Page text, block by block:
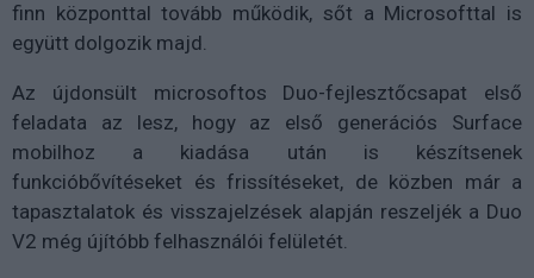
finn központtal tovább működik, sőt a Microsofttal is
együtt dolgozik majd.
Az újdonsült microsoftos Duo-fejlesztőcsapat első
feladata az lesz, hogy az első generációs Surface
mobilhoz a kiadása után is készítsenek
funkcióbővítéseket és frissítéseket, de közben már a
tapasztalatok és visszajelzések alapján reszeljék a Duo
V2 még újítóbb felhasználói felületét.